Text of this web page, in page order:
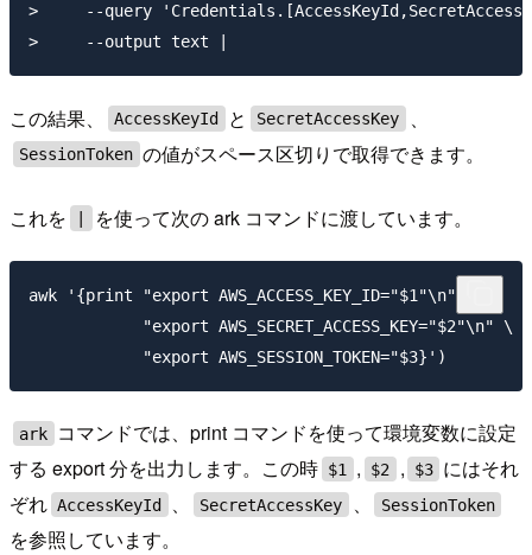
>     --query
この結果、 AccessKeyId と SecretAccessKey 、
SessionToken の値がスペース区切りで取得できます。
これを を使って次の ark コマンドに渡しています。
awk '{print "export AWS_ACCESS_KEY_ID="$1"\n" \
            "export AWS_SECRET_ACCESS_KEY="$2"\n" \
ark
コマンドでは、print コマンドを使って環境変数に設定
する export 分を出力します。この時 $1 , $2 , $3 にはそれ
ぞれ AccessKeyId 、 SecretAccessKey 、 SessionToken
を参照しています。